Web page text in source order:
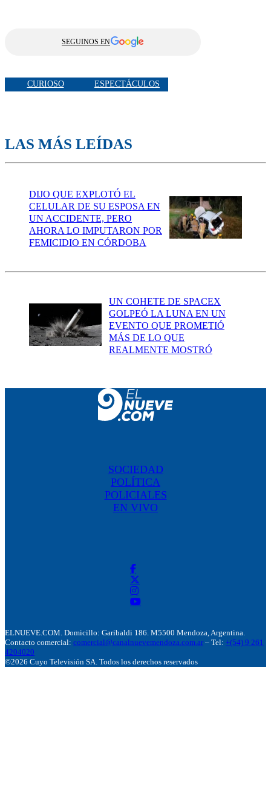
SEGUINOS EN
CURIOSO ESPECTÁCULOS
LAS MÁS LEÍDAS
DIJO QUE EXPLOTÓ EL
CELULAR DE SU ESPOSA EN
UN ACCIDENTE, PERO
AHORA LO IMPUTARON POR
FEMICIDIO EN CÓRDOBA
UN COHETE DE SPACEX
GOLPEÓ LA LUNA EN UN
EVENTO QUE PROMETIÓ
MÁS DE LO QUE
REALMENTE MOSTRÓ
SOCIEDAD
POLÍTICA
POLICIALES
EN VIVO
ELNUEVE.COM. Domicillo: Garibaldi 186. M5500 Mendoza, Argentina.
Contacto comercial: comercial@canalnuevemendoza.com.ar – Tel: +(54) 9 261
4204020
©2026 Cuyo Televisión SA. Todos los derechos reservados